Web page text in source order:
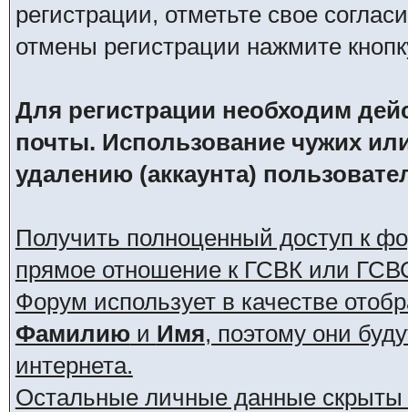
регистрации, отметьте свое
отмены регистрации нажмите
Для регистрации необходим
почты. Использование чужих
удалению (аккаунта)
Получить полноценный доступ к
прямое отношение к ГСВК или
Форум использует в качестве
Фамилиюи Имя, поэтому они
интернета.
Остальные личные данные скрыты